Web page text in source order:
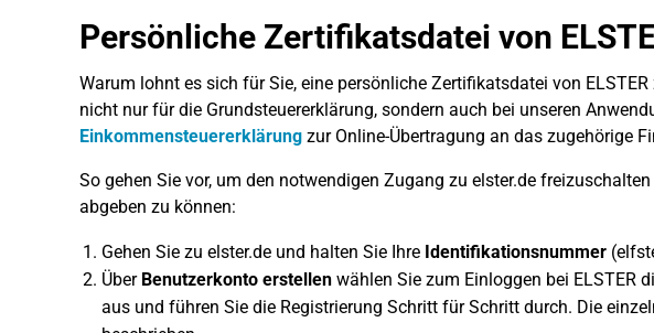
Persönliche Zertifikatsdatei von
Warum lohnt es sich für Sie, eine persönliche Zertifikatsdatei von
nicht nur für die Grundsteuererklärung, sondern auch bei unseren
Einkommensteuererklärung zur Online-Übertragung an das zugehörige
So gehen Sie vor, um den notwendigen Zugang zu elster.de
abgeben zu können:
Gehen Sie zu elster.de und halten Sie Ihre Identifikationsnummer
Über Benutzerkonto erstellen wählen Sie zum Einloggen bei ELSTER
aus und führen Sie die Registrierung Schritt für Schritt durch. Die